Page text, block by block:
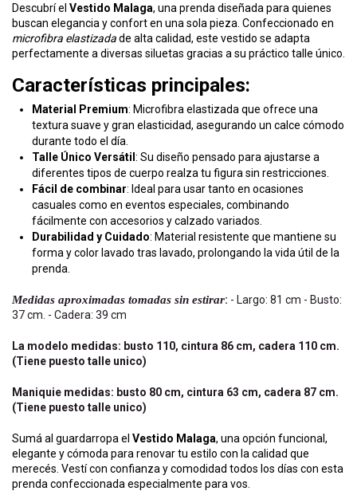
Descubrí el Vestido Malaga, una prenda diseñada para quienes
buscan elegancia y confort en una sola pieza. Confeccionado en
microfibra elastizadade alta calidad, este vestido se adapta
perfectamente a diversas siluetas gracias a su práctico talle único.
Características principales:
Material Premium: Microfibra elastizada que ofrece una
textura suave y gran elasticidad, asegurando un calce cómodo
durante todo el día.
Talle Único Versátil: Su diseño pensado para ajustarse a
diferentes tipos de cuerpo realza tu figura sin restricciones.
Fácil de combinar: Ideal para usar tanto en ocasiones
casuales como en eventos especiales, combinando
fácilmente con accesorios y calzado variados.
Durabilidad y Cuidado: Material resistente que mantiene su
forma y color lavado tras lavado, prolongando la vida útil de la
prenda.
Medidas aproximadas tomadas sin estirar: - Largo: 81 cm - Busto:
37 cm. - Cadera: 39 cm
La modelo medidas: busto 110, cintura 86 cm, cadera 110 cm.
(Tiene puesto talle unico)
Maniquie medidas: busto 80 cm, cintura 63 cm, cadera 87 cm.
(Tiene puesto talle unico)
Sumá al guardarropa el Vestido Malaga, una opción funcional,
elegante y cómoda para renovar tu estilo con la calidad que
merecés. Vestí con confianza y comodidad todos los días con esta
prenda confeccionada especialmente para vos.